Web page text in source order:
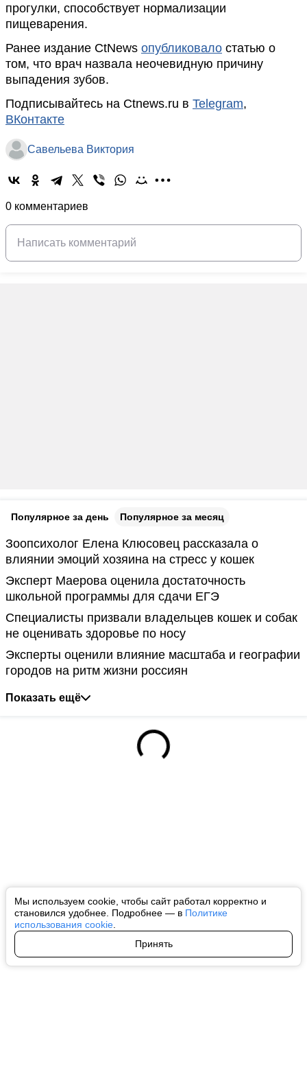
Мы используем cookie, чтобы сайт работал корректно и
становился удобнее. Подробнее — в Политике
использования cookie
Принять
прогулки, способствует нормализации
пищеварения.
Ранее издание CtNews опубликовало статью о
том, что врач назвала неочевидную причину
выпадения зубов.
Подписывайтесь на Ctnews.ru в Telegram,
ВКонтакте
Савельева Виктория
0 комментариев
Популярное за день Популярное за месяц
Зоопсихолог Елена Клюсовец рассказала о
влиянии эмоций хозяина на стресс у кошек
Эксперт Маерова оценила достаточность
школьной программы для сдачи ЕГЭ
Специалисты призвали владельцев кошек и собак
не оценивать здоровье по носу
Эксперты оценили влияние масштаба и географии
городов на ритм жизни россиян
Показать ещё